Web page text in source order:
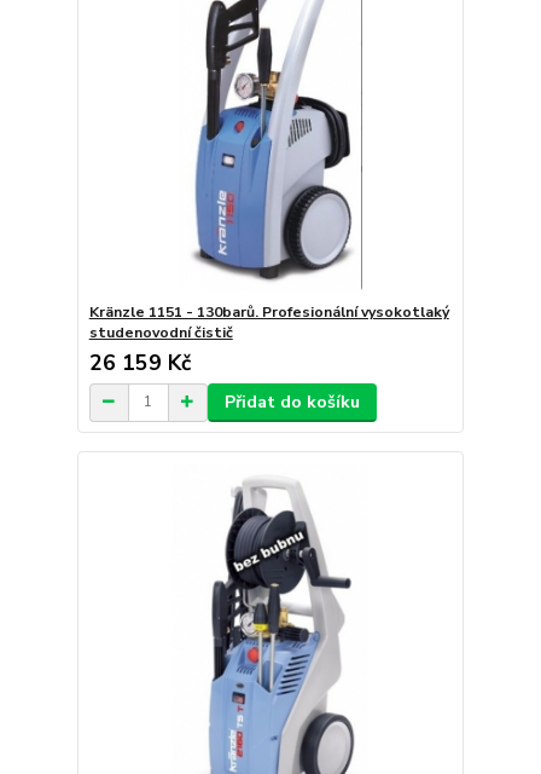
Kränzle 1151 - 130barů. Profesionální vysokotlaký
studenovodní čistič
26 159 Kč
Přidat do košíku